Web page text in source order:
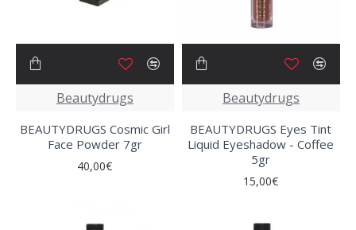
Beautydrugs
BEAUTYDRUGS Cosmic Girl
Face Powder 7gr
40,00€
Beautydrugs
BEAUTYDRUGS Eyes Tint
Liquid Eyeshadow - Coffee
5gr
15,00€